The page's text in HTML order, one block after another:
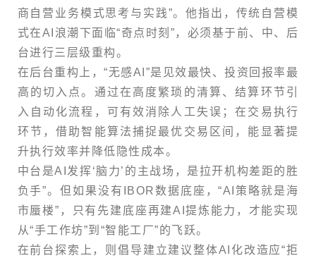
商自营业务模式思考与实践”。他指出，传统自营模
式在AI浪潮下面临“奇点时刻”，必须基于前、中、后
台进行三层级重构。
在后台重构上，“无感AI”是见效最快、投资回报率最
高的切入点。通过在高度繁琐的清算、结算环节引
入自动化流程，可有效消除人工失误；在交易执行
环节，借助智能算法捕捉最优交易区间，能显著提
升执行效率并降低隐性成本。
中台是AI发挥‘脑力’的主战场，是拉开机构差距的胜
负手”。但如果没有IBOR数据底座，“AI策略就是海
市蜃楼”，只有先建底座再建AI提炼能力，才能实现
从“手工作坊”到“智能工厂”的飞跃。
在前台探索上，则倡导建立建议整体AI化改造应“拒